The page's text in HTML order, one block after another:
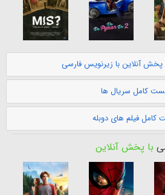
آنلاین با زیرنویس فارسی
کامل سریال ها
کامل فیلم های دوبله
با پخش آنلاین